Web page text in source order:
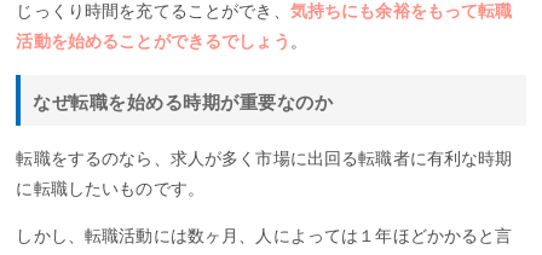
じっくり時間を充てることができ、 気持ちにも余裕をもって転職
活動を始めることができるでしょう 。
なぜ転職を始める時期が重要なのか
転職をするのなら、求人が多く市場に出回る転職者に有利な時期
に転職したいものです。
しかし、転職活動には数ヶ月、人によっては１年ほどかかると言